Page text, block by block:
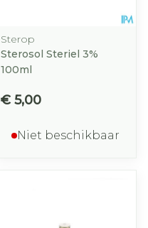
Sterop
Sterosol Steriel 3%
100ml
€ 5,00
Niet beschikbaar